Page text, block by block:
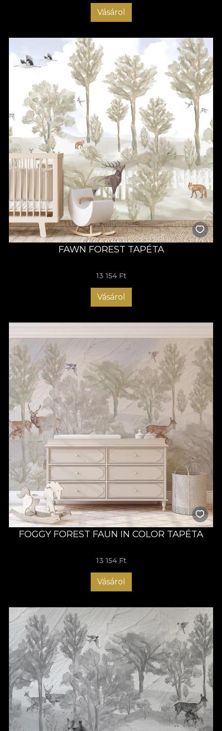
Vásárol
FAWN FOREST TAPÉTA
13 154 Ft
Vásárol
FOGGY FOREST FAUN IN COLOR TAPÉTA
13 154 Ft
Vásárol